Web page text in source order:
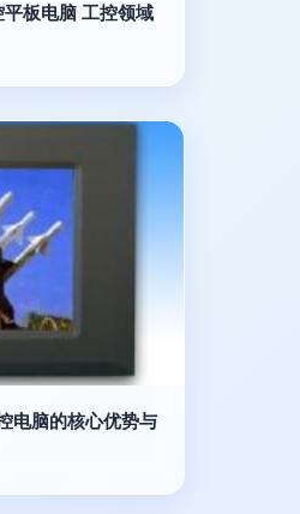
板电脑 工控领域
电脑的核心优势与